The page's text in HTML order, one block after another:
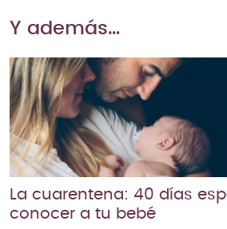
Y además…
La cuarentena: 40 días
conocer a tu bebé